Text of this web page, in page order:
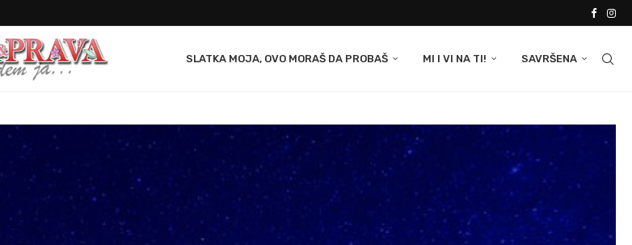
SLATKA MOJA, OVO MORAŠ DA PROBAŠ MI I VI NA TI! SAVRŠENA